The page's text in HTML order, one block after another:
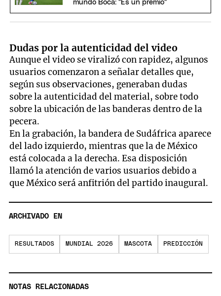
mundo Boca: "Es un premio"
Dudas por la autenticidad del video
Aunque el video se viralizó con rapidez, algunos
usuarios comenzaron a señalar detalles que,
según sus observaciones, generaban dudas
sobre la autenticidad del material, sobre todo
sobre la ubicación de las banderas dentro de la
pecera.
En la grabación, la bandera de Sudáfrica aparece
del lado izquierdo, mientras que la de México
está colocada a la derecha. Esa disposición
llamó la atención de varios usuarios debido a
que México será anfitrión del partido inaugural.
ARCHIVADO EN
RESULTADOS MUNDIAL 2026 MASCOTA PREDICCIÓN
NOTAS RELACIONADAS